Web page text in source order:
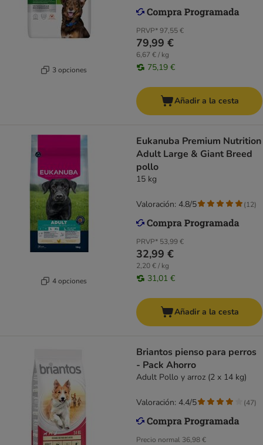
3 opciones
PRVP*97,55 €
79,99 €
6,67 € / kg
75,19 €
Añadir a la cesta
4 opciones
Eukanuba Premium Nutrition
Adult Large & Giant Breed
pollo
15 kg
PRVP* 53,99 €
32,99 €
2,20 € / kg
31,01 €
Valoración: 4.8/5 (12)
Añadir a la cesta
Briantos pienso para perros
- Pack Ahorro
Adult Pollo y arroz (2 x 14 kg)
Precio normal 36,98 €
Valoración: 4.4/5 (47)